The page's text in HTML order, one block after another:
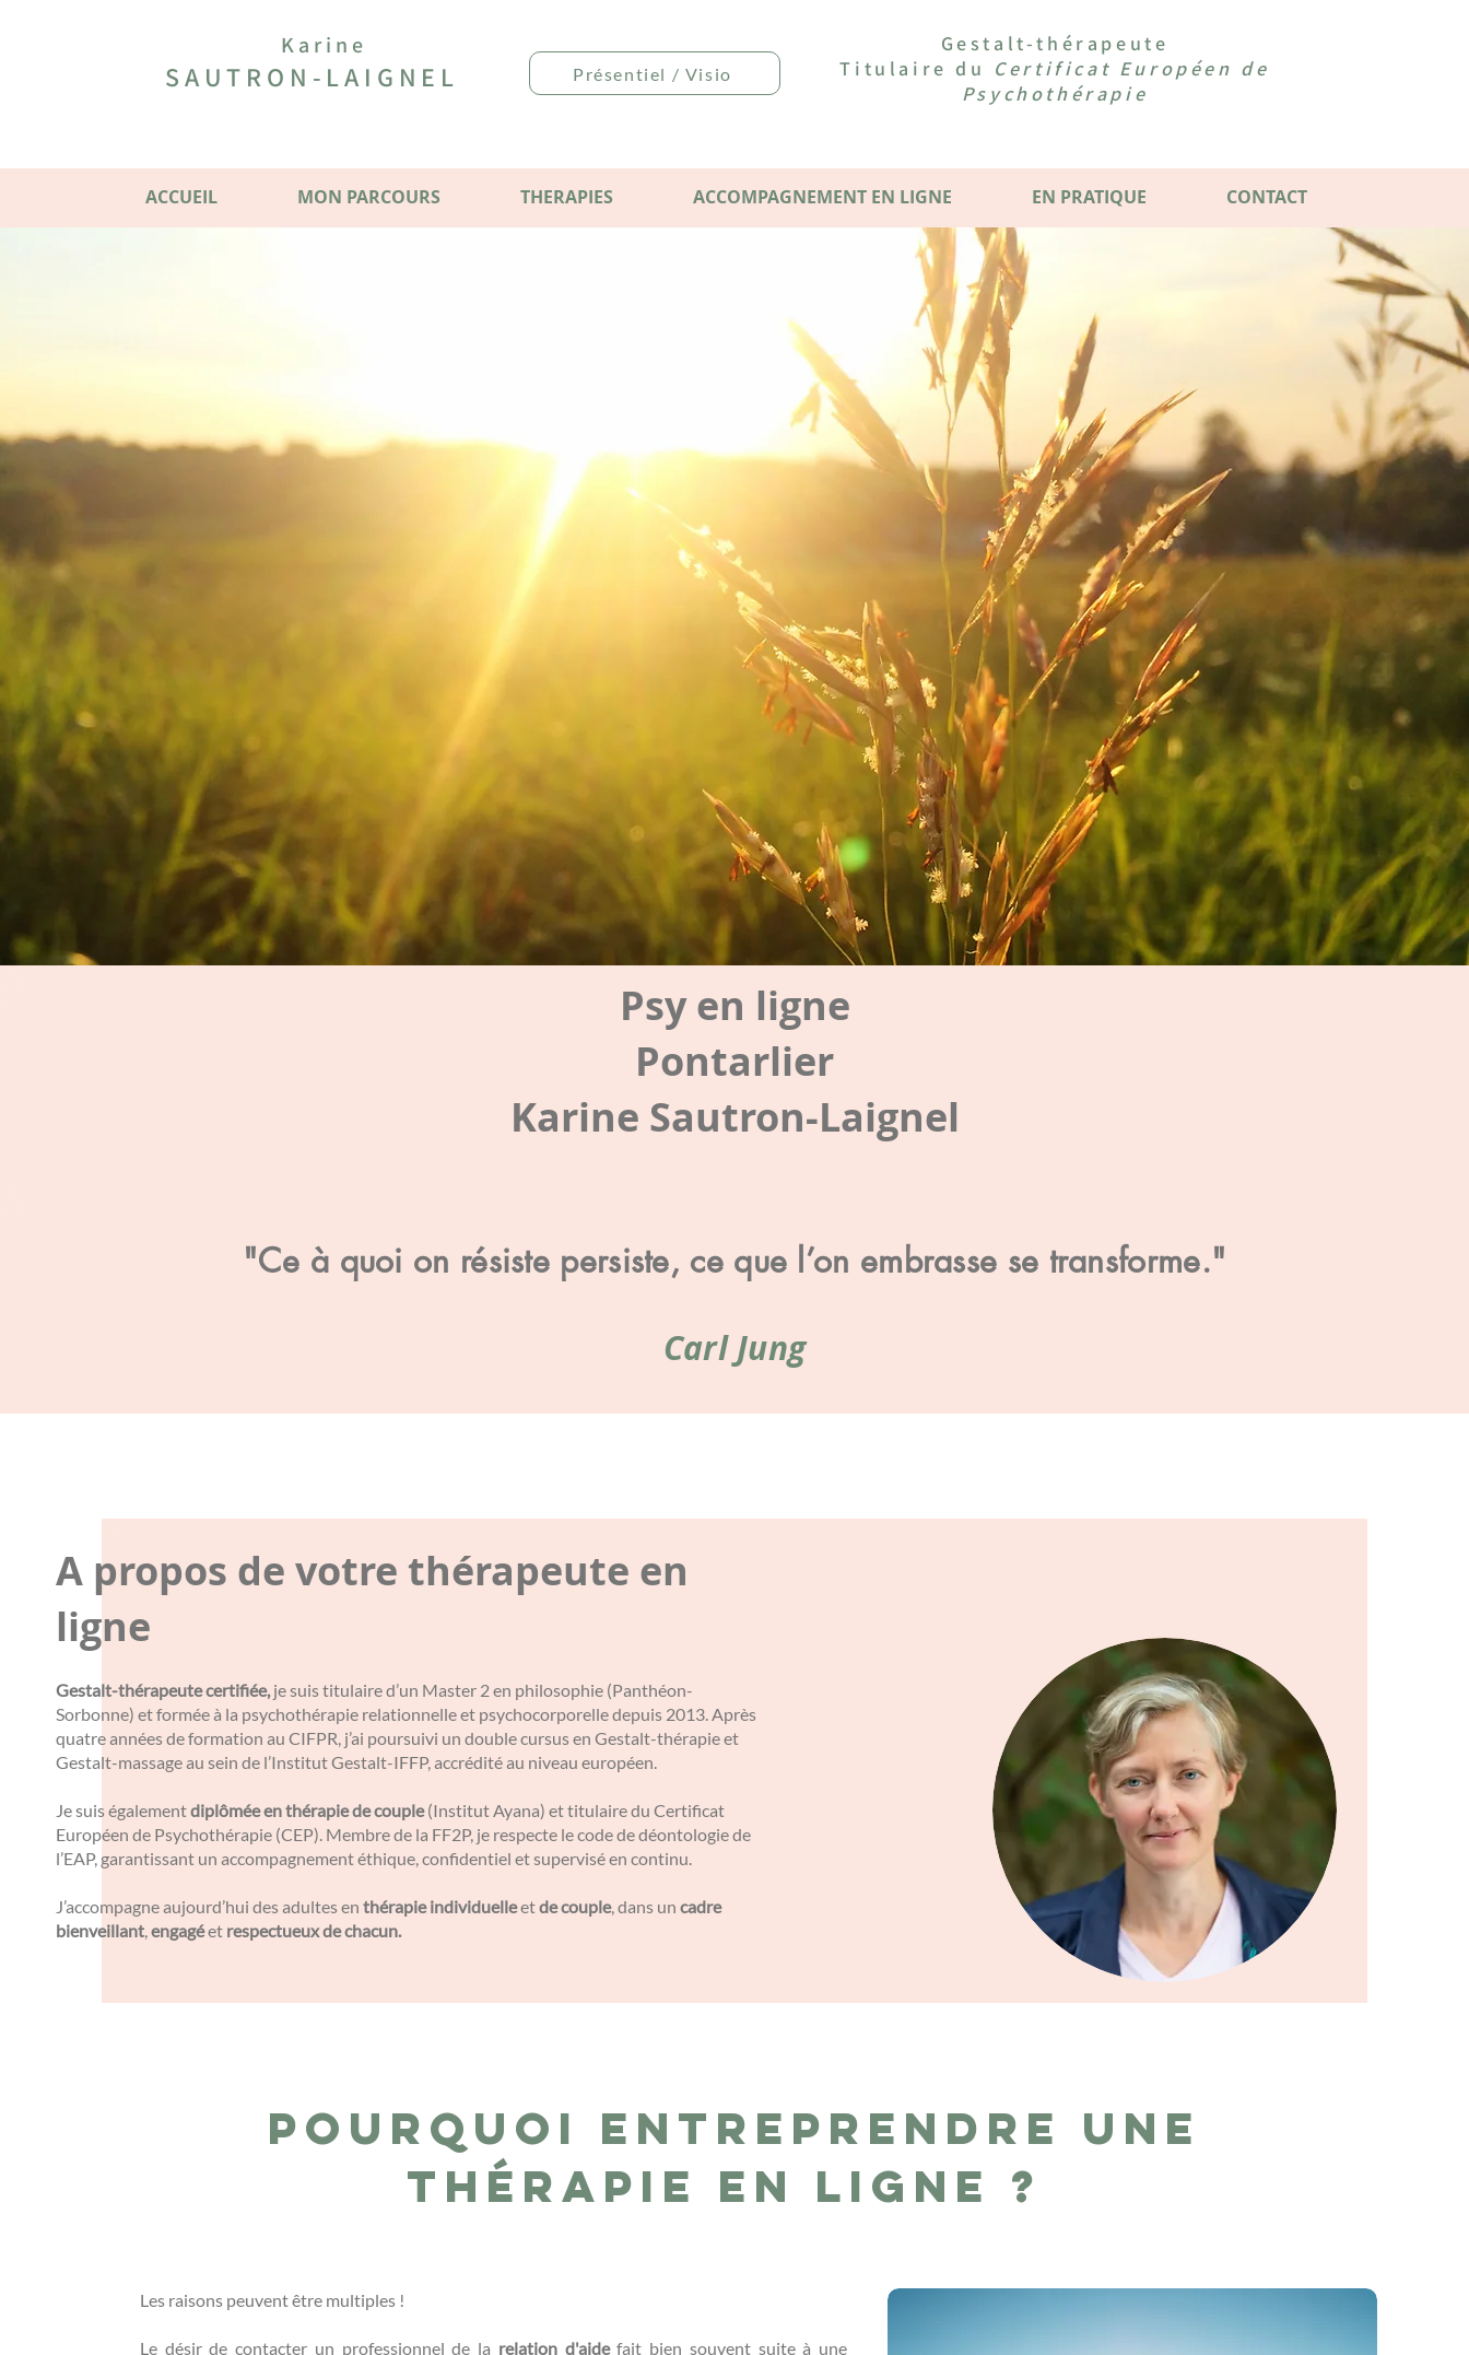
Karine
SAUTRON-LAIGNEL Présentiel / Visio
Gestalt-thérapeute
Titulaire du Certificat Européen de
Psychothérapie
ACCUEIL MON PARCOURS THERAPIES ACCOMPAGNEMENT EN LIGNE EN PRATIQUE CONTACT
Psy en ligne
Pontarlier
Karine Sautron-Laignel
"Ce à quoi on résiste persiste, ce que l’on embrasse se transforme."
Carl Jung
A propos de votre thérapeute en
ligne
Gestalt-thérapeute certifiée,je suis titulaire d’un Master 2 en philosophie (Panthéon-
Sorbonne) et formée à la psychothérapie relationnelle et psychocorporelle depuis 2013. Après
quatre années de formation au CIFPR, j’ai poursuivi un double cursus en Gestalt-thérapie et
Gestalt-massage au sein de l’Institut Gestalt-IFFP, accrédité au niveau européen.
Je suis égalementdiplômée en thérapie de couple(Institut Ayana) et titulaire du Certificat
Européen de Psychothérapie (CEP). Membre de la FF2P, je respecte le code de déontologie de
l’EAP, garantissant un accompagnement éthique, confidentiel et supervisé en continu.
J’accompagne aujourd’hui des adultes en thérapie individuelleetde couple, dans un cadre
bienveillant,engagéet respectueux de chacun.
Pourquoi entreprendre une
thérapie en ligne ?
Les raisons peuvent être multiples !
Le désir de contacter un professionnel de la relation d'aidefait bien souvent suite à une